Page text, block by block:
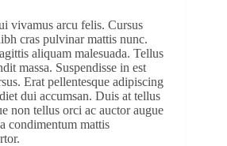
vivamus arcu felis. Cursus
cras pulvinar mattis nunc.
aliquam malesuada. Tellus
massa. Suspendisse in est
Erat pellentesque adipiscing
dui accumsan. Duis at tellus
non tellus orci ac auctor augue
condimentum mattis